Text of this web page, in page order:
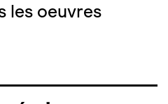
les oeuvres